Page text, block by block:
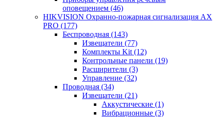
оповещением (46)
HIKVISION Охранно-пожарная сигнализация AX
PRO (177)
Беспроводная (143)
Извещатели (77)
Комплекты Kit (12)
Контрольные панели (19)
Расширители (3)
Управление (32)
Проводная (34)
Извещатели (21)
Аккустические (1)
Вибрационные (3)